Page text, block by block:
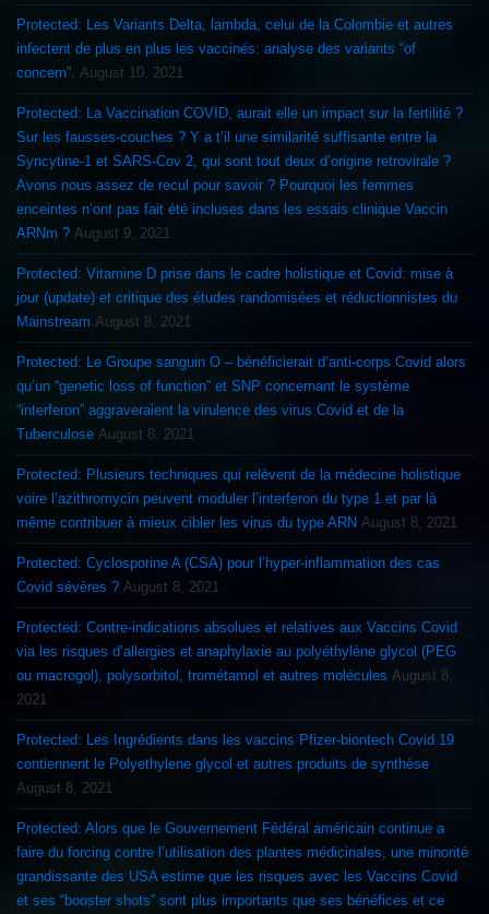
Protected: Les Variants Delta, lambda, celui de la Colombie et autres
infectent de plus en plus les vaccinés: analyse des variants “of
concern”. August 10, 2021
Protected: La Vaccination COVID, aurait elle un impact sur la fertilité ?
Sur les fausses-couches ? Y a t’il une similarité suffisante entre la
Syncytine-1 et SARS-Cov 2, qui sont tout deux d’origine retrovirale ?
Avons nous assez de recul pour savoir ? Pourquoi les femmes
enceintes n’ont pas fait été incluses dans les essais clinique Vaccin
ARNm ? August 9, 2021
Protected: Vitamine D prise dans le cadre holistique et Covid: mise à
jour (update) et critique des études randomisées et réductionnistes du
Mainstream August 8, 2021
Protected: Le Groupe sanguin O – bénéficierait d’anti-corps Covid alors
qu’un “genetic loss of function” et SNP concernant le système
“interferon” aggraveraient la virulence des virus Covid et de la
Tuberculose August 8, 2021
Protected: Plusieurs techniques qui relèvent de la médecine holistique
voire l’azithromycin peuvent moduler l’interferon du type 1 et par là
même contribuer à mieux cibler les virus du type ARN August 8, 2021
Protected: Cyclosporine A (CSA) pour l’hyper-inflammation des cas
Covid sévères ? August 8, 2021
Protected: Contre-indications absolues et relatives aux Vaccins Covid
via les risques d’allergies et anaphylaxie au polyéthylène glycol (PEG
ou macrogol), polysorbitol, trométamol et autres molécules August 8,
2021
Protected: Les Ingrédients dans les vaccins Pfizer-biontech Covid 19
contiennent le Polyethylene glycol et autres produits de synthèse
August 8, 2021
Protected: Alors que le Gouvernement Fédéral américain continue a
faire du forcing contre l’utilisation des plantes médicinales, une minorité
grandissante des USA estime que les risques avec les Vaccins Covid
et ses “booster shots” sont plus importants que ses bénéfices et ce